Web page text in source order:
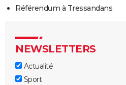
Référendum à Tressandans
NEWSLETTERS
Actualité
Sport